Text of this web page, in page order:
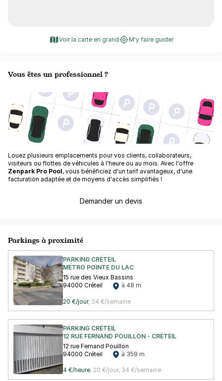
Voir la carte en grand M'y faire guider
Vous êtes un professionnel ?
Louez plusieurs emplacements pour vos clients, collaborateurs,
visiteurs ou flottes de véhicules à l'heure ou au mois. Avec l'offre
Zenpark Pro Pool, vous bénéficiez d'un tarif avantageux, d'une
facturation adaptée et de moyens d'accès simplifiés !
Demander un devis
Parkings à proximité
PARKING CRÉTEIL
MÉTRO POINTE DU LAC
15 rue des Vieux Bassins
94000 Créteil
à 48 m
20 €/jour, 34 €/semaine
PARKING CRÉTEIL
12 RUE FERNAND POUILLON - CRÉTEIL
12 rue Fernand Pouillon
94000 Créteil
à 359 m
4 €/heure, 20 €/jour, 34 €/semaine